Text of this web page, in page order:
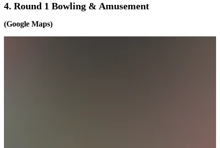
4. Round 1 Bowling & Amusement
(Google Maps)